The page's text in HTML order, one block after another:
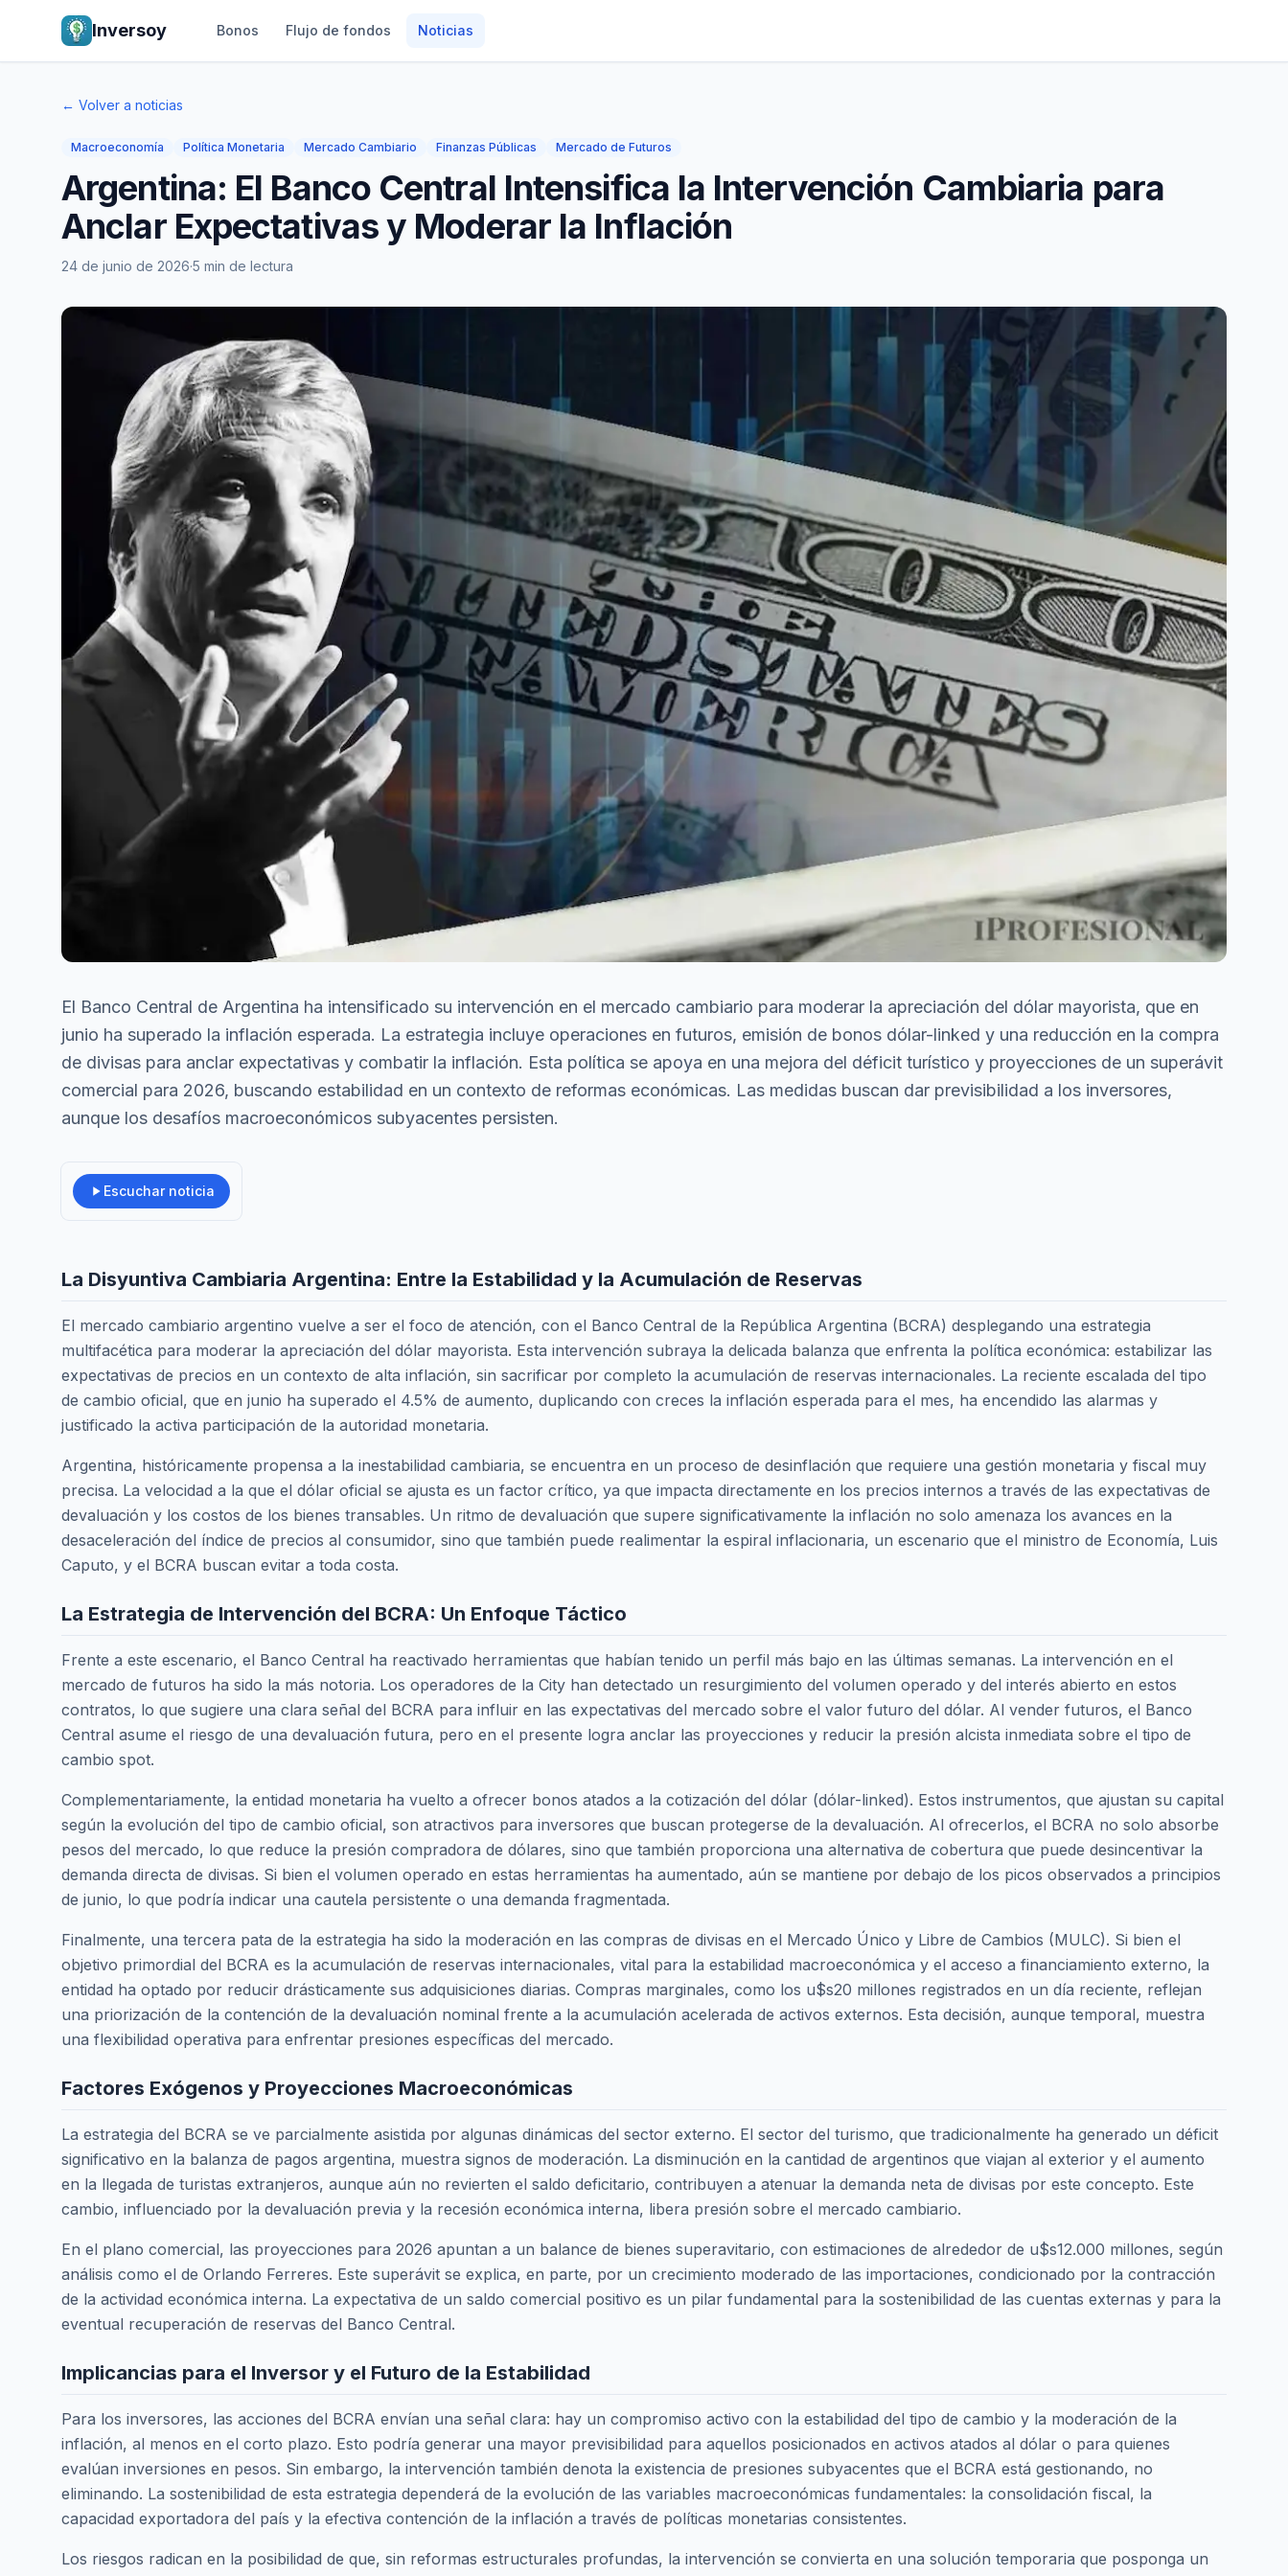
Inversoy Bonos Flujo de fondos Noticias
← Volver a noticias
Macroeconomía Política Monetaria Mercado Cambiario Finanzas Públicas Mercado de Futuros
Argentina: El Banco Central Intensifica la Intervención Cambiaria para
Anclar Expectativas y Moderar la Inflación
24 de junio de 2026·5 min de lectura
El Banco Central de Argentina ha intensificado su intervención en el mercado cambiario para moderar la apreciación del dólar mayorista, que en
junio ha superado la inflación esperada. La estrategia incluye operaciones en futuros, emisión de bonos dólar-linked y una reducción en la compra
de divisas para anclar expectativas y combatir la inflación. Esta política se apoya en una mejora del déficit turístico y proyecciones de un superávit
comercial para 2026, buscando estabilidad en un contexto de reformas económicas. Las medidas buscan dar previsibilidad a los inversores,
aunque los desafíos macroeconómicos subyacentes persisten.
Escuchar noticia
La Disyuntiva Cambiaria Argentina: Entre la Estabilidad y la Acumulación de Reservas
El mercado cambiario argentino vuelve a ser el foco de atención, con el Banco Central de la República Argentina (BCRA) desplegando una estrategia
multifacética para moderar la apreciación del dólar mayorista. Esta intervención subraya la delicada balanza que enfrenta la política económica: estabilizar las
expectativas de precios en un contexto de alta inflación, sin sacrificar por completo la acumulación de reservas internacionales. La reciente escalada del tipo
de cambio oficial, que en junio ha superado el 4.5% de aumento, duplicando con creces la inflación esperada para el mes, ha encendido las alarmas y
justificado la activa participación de la autoridad monetaria.
Argentina, históricamente propensa a la inestabilidad cambiaria, se encuentra en un proceso de desinflación que requiere una gestión monetaria y fiscal muy
precisa. La velocidad a la que el dólar oficial se ajusta es un factor crítico, ya que impacta directamente en los precios internos a través de las expectativas de
devaluación y los costos de los bienes transables. Un ritmo de devaluación que supere significativamente la inflación no solo amenaza los avances en la
desaceleración del índice de precios al consumidor, sino que también puede realimentar la espiral inflacionaria, un escenario que el ministro de Economía, Luis
Caputo, y el BCRA buscan evitar a toda costa.
La Estrategia de Intervención del BCRA: Un Enfoque Táctico
Frente a este escenario, el Banco Central ha reactivado herramientas que habían tenido un perfil más bajo en las últimas semanas. La intervención en el
mercado de futuros ha sido la más notoria. Los operadores de la City han detectado un resurgimiento del volumen operado y del interés abierto en estos
contratos, lo que sugiere una clara señal del BCRA para influir en las expectativas del mercado sobre el valor futuro del dólar. Al vender futuros, el Banco
Central asume el riesgo de una devaluación futura, pero en el presente logra anclar las proyecciones y reducir la presión alcista inmediata sobre el tipo de
cambio spot.
Complementariamente, la entidad monetaria ha vuelto a ofrecer bonos atados a la cotización del dólar (dólar-linked). Estos instrumentos, que ajustan su capital
según la evolución del tipo de cambio oficial, son atractivos para inversores que buscan protegerse de la devaluación. Al ofrecerlos, el BCRA no solo absorbe
pesos del mercado, lo que reduce la presión compradora de dólares, sino que también proporciona una alternativa de cobertura que puede desincentivar la
demanda directa de divisas. Si bien el volumen operado en estas herramientas ha aumentado, aún se mantiene por debajo de los picos observados a principios
de junio, lo que podría indicar una cautela persistente o una demanda fragmentada.
Finalmente, una tercera pata de la estrategia ha sido la moderación en las compras de divisas en el Mercado Único y Libre de Cambios (MULC). Si bien el
objetivo primordial del BCRA es la acumulación de reservas internacionales, vital para la estabilidad macroeconómica y el acceso a financiamiento externo, la
entidad ha optado por reducir drásticamente sus adquisiciones diarias. Compras marginales, como los u$s20 millones registrados en un día reciente, reflejan
una priorización de la contención de la devaluación nominal frente a la acumulación acelerada de activos externos. Esta decisión, aunque temporal, muestra
una flexibilidad operativa para enfrentar presiones específicas del mercado.
Factores Exógenos y Proyecciones Macroeconómicas
La estrategia del BCRA se ve parcialmente asistida por algunas dinámicas del sector externo. El sector del turismo, que tradicionalmente ha generado un déficit
significativo en la balanza de pagos argentina, muestra signos de moderación. La disminución en la cantidad de argentinos que viajan al exterior y el aumento
en la llegada de turistas extranjeros, aunque aún no revierten el saldo deficitario, contribuyen a atenuar la demanda neta de divisas por este concepto. Este
cambio, influenciado por la devaluación previa y la recesión económica interna, libera presión sobre el mercado cambiario.
En el plano comercial, las proyecciones para 2026 apuntan a un balance de bienes superavitario, con estimaciones de alrededor de u$s12.000 millones, según
análisis como el de Orlando Ferreres. Este superávit se explica, en parte, por un crecimiento moderado de las importaciones, condicionado por la contracción
de la actividad económica interna. La expectativa de un saldo comercial positivo es un pilar fundamental para la sostenibilidad de las cuentas externas y para la
eventual recuperación de reservas del Banco Central.
Implicancias para el Inversor y el Futuro de la Estabilidad
Para los inversores, las acciones del BCRA envían una señal clara: hay un compromiso activo con la estabilidad del tipo de cambio y la moderación de la
inflación, al menos en el corto plazo. Esto podría generar una mayor previsibilidad para aquellos posicionados en activos atados al dólar o para quienes
evalúan inversiones en pesos. Sin embargo, la intervención también denota la existencia de presiones subyacentes que el BCRA está gestionando, no
eliminando. La sostenibilidad de esta estrategia dependerá de la evolución de las variables macroeconómicas fundamentales: la consolidación fiscal, la
capacidad exportadora del país y la efectiva contención de la inflación a través de políticas monetarias consistentes.
Los riesgos radican en la posibilidad de que, sin reformas estructurales profundas, la intervención se convierta en una solución temporaria que posponga un